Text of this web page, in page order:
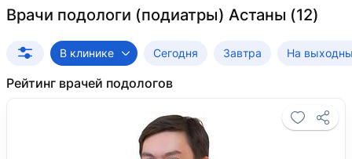
Врачи подологи (подиатры) Астаны
В клинике Сегодня Завтра На
Рейтинг врачей подологов